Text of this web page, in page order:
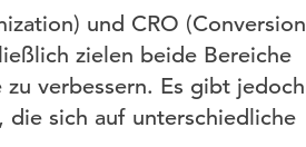
und CRO (Conversion
zielen beide Bereiche
verbessern. Es gibt jedoch
die sich auf unterschiedliche